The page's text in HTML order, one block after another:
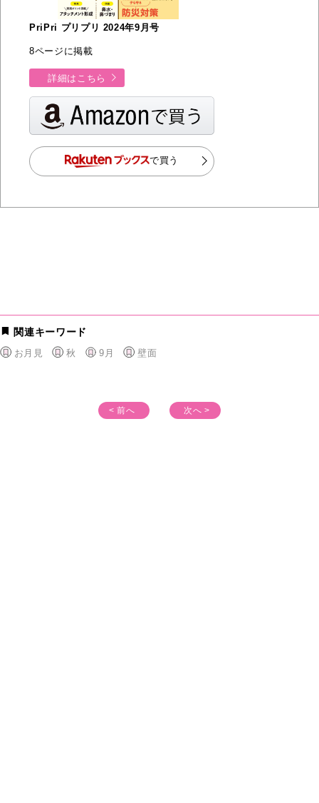
PriPri プリプリ 2024年9月号
8ページに掲載
詳細はこちら
で買う
関連キーワード
お月見 秋 9月 壁面
< 前へ 次へ >